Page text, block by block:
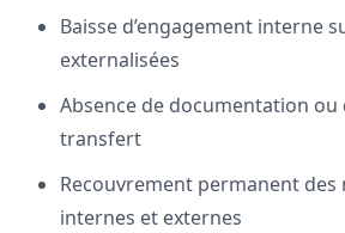
Baisse d’engagement interne
externalisées
Absence de documentation ou
transfert
Recouvrement permanent des
internes et externes